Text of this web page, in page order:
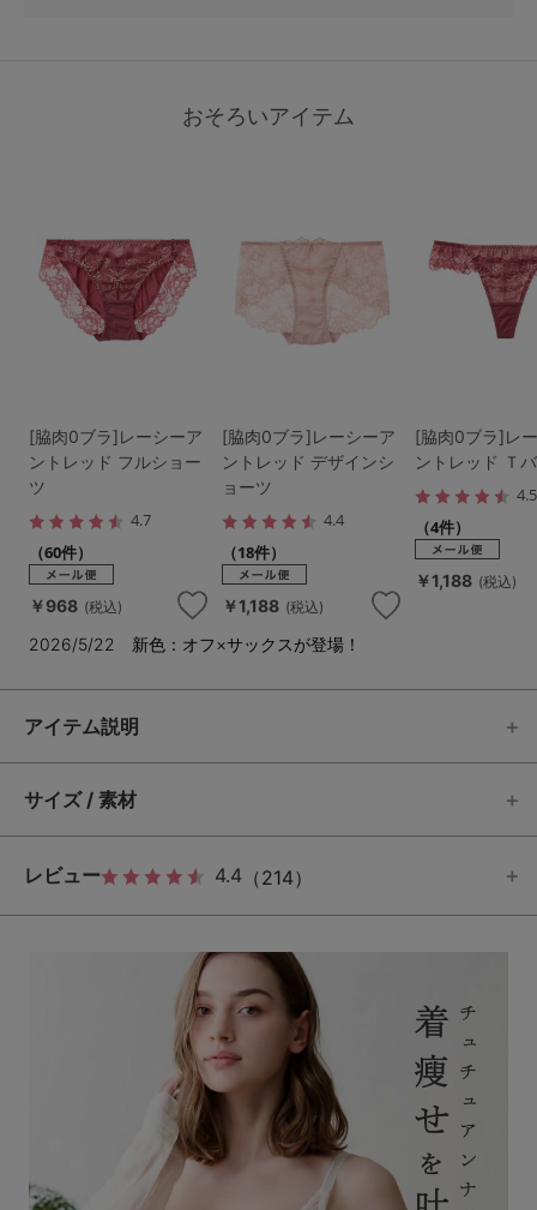
おそろいアイテム
[脇肉0ブラ]レーシーア
ントレッド フルショー
ツ
4.7
（60件）
￥968 (税込)
[脇肉0ブラ]レーシーア
ントレッド デザインシ
ョーツ
4.4
（18件）
￥1,188 (税込)
[脇肉0ブラ]レ
ントレッド Ｔ
4.5
（4件）
￥1,188 (税込)
2026/5/22 新色：オフ×サックスが登場！
アイテム説明
サイズ / 素材
レビュー 4.4 （214）